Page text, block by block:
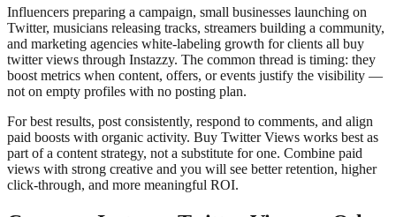
Influencers preparing a campaign, small businesses launching on
Twitter, musicians releasing tracks, streamers building a community,
and marketing agencies white-labeling growth for clients all buy
twitter views through Instazzy. The common thread is timing: they
boost metrics when content, offers, or events justify the visibility —
not on empty profiles with no posting plan.
For best results, post consistently, respond to comments, and align
paid boosts with organic activity. Buy Twitter Views works best as
part of a content strategy, not a substitute for one. Combine paid
views with strong creative and you will see better retention, higher
click-through, and more meaningful ROI.